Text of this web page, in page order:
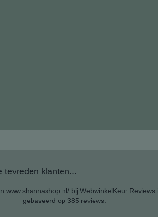
tevreden klanten...
www.shannashop.nl/ bij WebwinkelKeur Reviews
gebaseerd op 385 reviews.